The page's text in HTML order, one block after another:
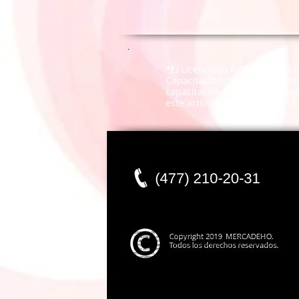
*El Licenciado Pablo Alberto
Capacitación para el
capacitacion en León,
este artículo puede escribir a:
(477) 210-20-31
Copyright 2019 MERCADEHO.
Todos los derechos reservados.
empresas de capacitacion, capacitacion laboral, capacitacion empresarial, cursos de capacitacion
capacitacion en guanajuato, cursos de capacitacion en queretaro, cursos de capacitacion en
salamanca, cursos de capacitacion en san luis potosi, capacitacion en gto, capacitacion cursos,
cursos de capacitacion en jalisco, cursos de ventas, curso ventas, conferencistas, conferencista,
exito en mi empresa, exito en mi negocio, como aumentar ventas, como aumentar mis ventas,
mas, talleres, cursos y seminarios, seminarios, capacitacion en mexico, capacitacion para mi
neuroventas, neurociencia, alex dey, pablo alberto perez montes, mercadeho, mercadeo, ieca,